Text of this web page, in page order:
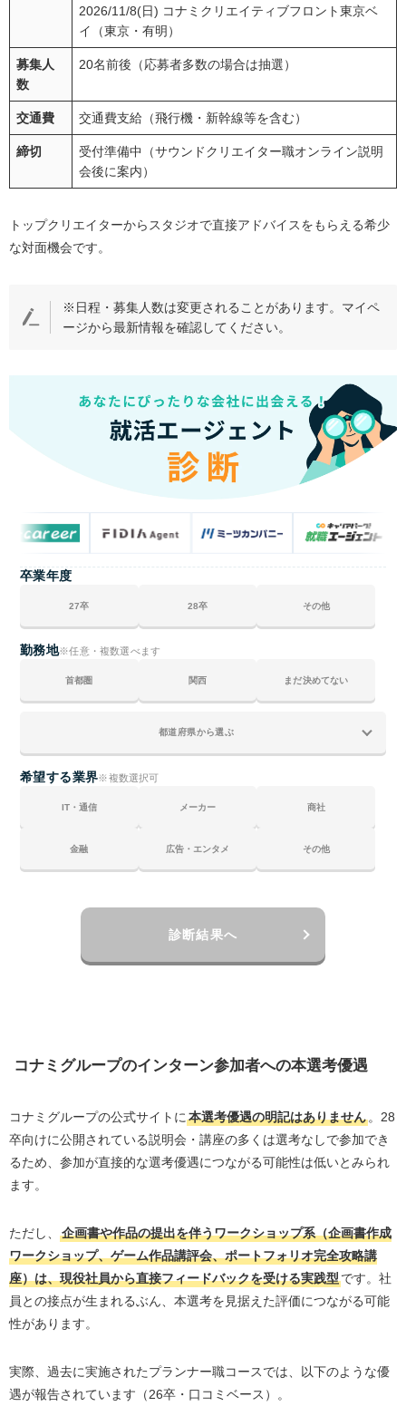
2026/11/8(日) コナミクリエイティブフロント東京ベ
イ（東京・有明）
募集人
数
20名前後（応募者多数の場合は抽選）
交通費 交通費支給（飛行機・新幹線等を含む）
締切
受付準備中（サウンドクリエイター職オンライン説明
会後に案内）
トップクリエイターからスタジオで直接アドバイスをもらえる希少
な対面機会です。
※日程・募集人数は変更されることがあります。マイペ
ージから最新情報を確認してください。
卒業年度
27卒 28卒 その他
勤務地※任意・複数選べます
首都圏 関西 まだ決めてない
希望する業界※複数選択可
IT・通信 メーカー 商社
金融 広告・エンタメ その他
診断結果へ
コナミグループのインターン参加者への本選考優遇
コナミグループの公式サイトに 本選考優遇の明記はありません。28
卒向けに公開されている説明会・講座の多くは選考なしで参加でき
るため、参加が直接的な選考優遇につながる可能性は低いとみられ
ます。
ただし、
企画書や作品の提出を伴うワークショップ系（企画書作成
ワークショップ、ゲーム作品講評会、ポートフォリオ完全攻略講
座）は、現役社員から直接フィードバックを受ける実践型です。社
員との接点が生まれるぶん、本選考を見据えた評価につながる可能
性があります。
実際、過去に実施されたプランナー職コースでは、以下のような優
遇が報告されています（26卒・口コミベース）。